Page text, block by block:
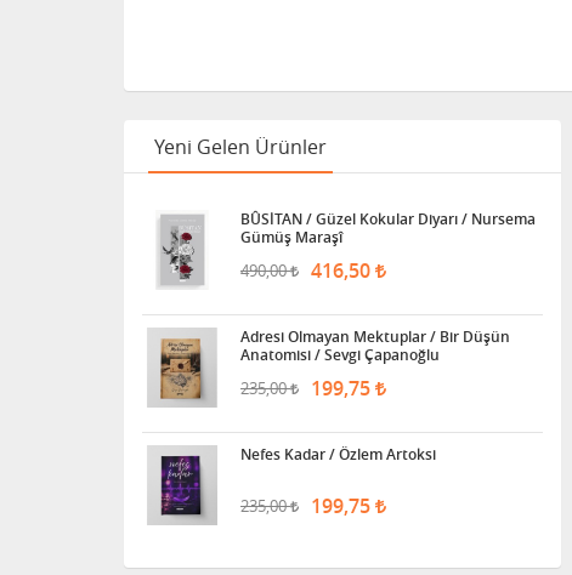
Yeni Gelen Ürünler
BÛSİTAN / Güzel Kokular Diyarı / Nursema
Gümüş Maraşî
490,00 416,50
Adresi Olmayan Mektuplar / Bir Düşün
Anatomisi / Sevgi Çapanoğlu
235,00 199,75
Nefes Kadar / Özlem Artoksi
235,00 199,75